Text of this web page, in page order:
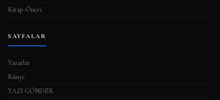
Kitap-Öneri
SAYFALAR
Yazarlar
Künye
YAZI GÖNDER